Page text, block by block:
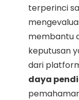
terperinci
membantu
keputusan
dari
daya